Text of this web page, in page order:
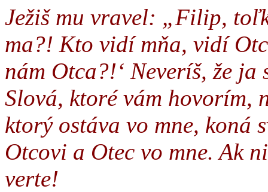
Ježiš mu vravel: „Filip,
ma?! Kto vidí mňa, vidí
nám Otca?!‘ Neveríš, že
Slová, ktoré vám hovorím,
ktorý ostáva vo mne, koná
Otcovi a Otec vo mne. Ak
verte!